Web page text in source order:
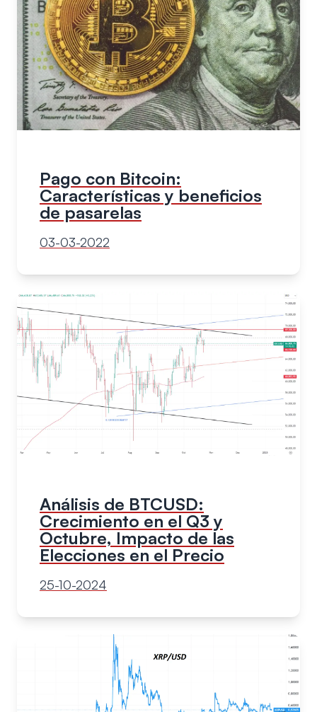
Pago con Bitcoin:
Características y beneficios
de pasarelas
03-03-2022
Análisis de BTCUSD:
Crecimiento en el Q3 y
Octubre, Impacto de las
Elecciones en el Precio
25-10-2024